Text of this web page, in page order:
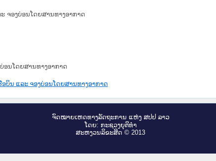
ຈອງບ່ອນໂດຍສານທາງອາກາດ
ອນໂດຍສານທາງອາກາດ
ບິນ ແລະ ຈອງບ່ອນໂດຍສານທາງອາກາດ
ຈົດ​ໝາຍ​ເຫດ​ທາງ​ລັດ​ຖະ​ການ ແຫ່ງ ສ​ປ​ປ ລາວ
ໂດຍ: ກະ​ຊວງຍຸ​ຕິ​ທຳ
ສະ​ຫງວນ​ລິ​ຂະ​ສິດ © 2013